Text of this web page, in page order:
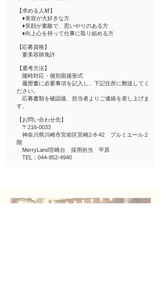
【求める人材】
♦︎美容が大好きな方
♦︎笑顔が素敵で、思いやりのある方
♦︎向上心を持って仕事に取り組める方
【応募資格】
要美容師免許
【選考方法】
随時対応・個別面接形式
履歴書に必要事項を記入し、下記住所に郵送してく
ださい。
応募書類を確認後、担当者よりご連絡を差し上げま
す。
【お問い合わせ先】
〒216-0033
神奈川県川崎市宮前区宮崎2-8-42 プルミエール２
階
MerryLand宮崎台 採用担当 平原
TEL：044-852-4940